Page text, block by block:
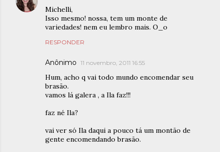
Michelli,
Isso mesmo! nossa, tem um monte de
variedades! nem eu lembro mais. O_o
RESPONDER
Anônimo 11 novembro, 2011 16:55
Hum, acho q vai todo mundo encomendar seu
brasão.
vamos lá galera , a Ila faz!!!
faz né Ila?
vai ver só Ila daqui a pouco tá um montão de
gente encomendando brasão.